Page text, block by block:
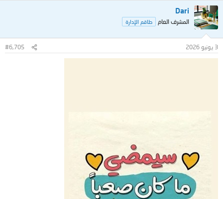
Dari
المشرف العام طاقم الإدارة
3 يونيو 2026 #6,705